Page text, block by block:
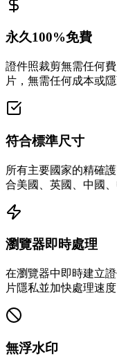
永久100%免費
證件照裁剪無需任何
片，無需任何成本或隱
符合標準尺寸
所有主要國家的精確
合美國、英國、中國、
瀏覽器即時處理
在瀏覽器中即時建立
片隱私並加快處理速度
無浮水印